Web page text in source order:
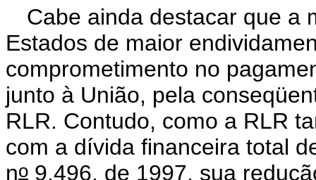
Cabe ainda destacar que a
Estados de maior
comprometimento no
junto à União, pela
RLR. Contudo, como a RLR
com a dívida financeira total
no 9.496, de 1997, sua